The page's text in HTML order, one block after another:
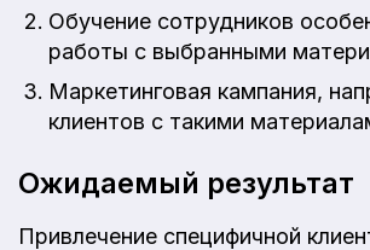
Обучение сотрудников
работы с выбранными
Маркетинговая кампания,
клиентов с такими
Ожидаемый результат
Привлечение специфичной